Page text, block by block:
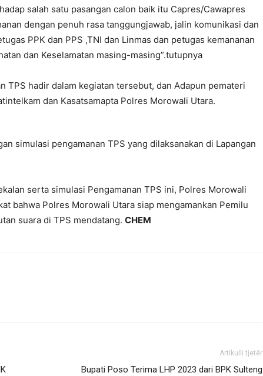
salah satu pasangan calon baik itu Capres/Cawapres
dengan penuh rasa tanggungjawab, jalin komunikasi dan
PPK dan PPS ,TNI dan Linmas dan petugas kemananan
dan Keselamatan masing-masing”.tutupnya
TPS hadir dalam kegiatan tersebut, dan Adapun pemateri
dan Kasatsamapta Polres Morowali Utara.
simulasi pengamanan TPS yang dilaksanakan di Lapangan
serta simulasi Pengamanan TPS ini, Polres Morowali
bahwa Polres Morowali Utara siap mengamankan Pemilu
suara di TPS mendatang. CHEM
Artikulli tjetër
Bupati Poso Terima LHP 2023 dari BPK Sulteng